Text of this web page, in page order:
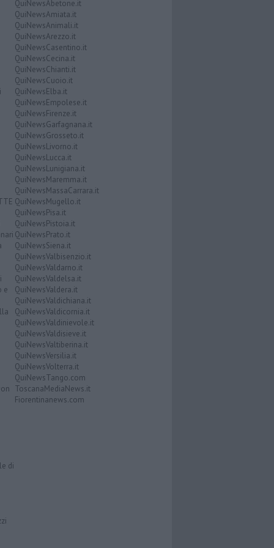
e
di
QuiNewsAbetone.it
QuiNewsAmiata.it
QuiNewsAnimali.it
QuiNewsArezzo.it
QuiNewsCasentino.it
QuiNewsCecina.it
QuiNewsChianti.it
QuiNewsCuoio.it
QuiNewsElba.it
QuiNewsEmpolese.it
QuiNewsFirenze.it
QuiNewsGarfagnana.it
QuiNewsGrosseto.it
QuiNewsLivorno.it
QuiNewsLucca.it
QuiNewsLunigiana.it
QuiNewsMaremma.it
QuiNewsMassaCarrara.it
QuiNewsMugello.it
QuiNewsPisa.it
QuiNewsPistoia.it
QuiNewsPrato.it
QuiNewsSiena.it
QuiNewsValbisenzio.it
QuiNewsValdarno.it
QuiNewsValdelsa.it
QuiNewsValdera.it
QuiNewsValdichiana.it
QuiNewsValdicornia.it
QuiNewsValdinievole.it
QuiNewsValdisieve.it
QuiNewsValtiberina.it
QuiNewsVersilia.it
QuiNewsVolterra.it
QuiNewsTango.com
ToscanaMediaNews.it
Fiorentinanews.com